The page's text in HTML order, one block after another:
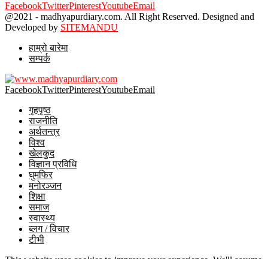
FacebookTwitterPinterestYoutubeEmail
@2021 - madhyapurdiary.com. All Right Reserved. Designed and
Developed by SITEMANDU
हाम्रो बारेमा
सम्पर्क
FacebookTwitterPinterestYoutubeEmail
गृहपृष्ठ
राजनीति
अर्थतन्त्र
विश्व
खेलकुद
विज्ञान प्रविधि
घुमफिर
मनोरञ्जन
शिक्षा
समाज
स्वास्थ्य
ब्लग / विचार
टीभी